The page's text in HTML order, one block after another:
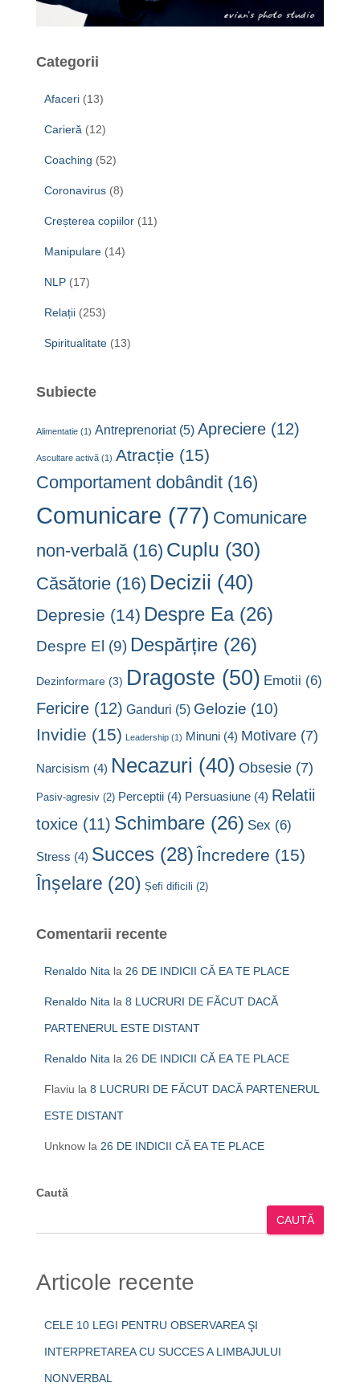
Categorii
Afaceri (13)
Carieră (12)
Coaching (52)
Coronavirus (8)
Creșterea copiilor (11)
Manipulare (14)
NLP (17)
Relații (253)
Spiritualitate (13)
Subiecte
Alimentatie (1) Antreprenoriat(5) Apreciere (12)
Ascultare activă (1) Atracție (15)
Comportament dobândit (16)
Comunicare (77) Comunicare
non-verbală (16) Cuplu (30)
Căsătorie (16) Decizii (40)
Depresie (14) Despre Ea(26)
Despre El (9) Despărțire (26)
Dezinformare (3) Dragoste (50) Emotii (6)
Fericire (12) Ganduri (5) Gelozie (10)
Invidie (15) Leadership (1) Minuni (4) Motivare (7)
Narcisism (4) Necazuri (40) Obsesie (7)
Pasiv-agresiv (2) Perceptii (4) Persuasiune (4) Relatii
toxice (11) Schimbare (26) Sex (6)
Stress (4) Succes (28) Încredere (15)
Înșelare (20) Șefi dificili (2)
Comentarii recente
Renaldo Nita la 26 DE INDICII CĂ EA TE PLACE
Renaldo Nita la 8 LUCRURI DE FĂCUT DACĂ
PARTENERUL ESTE DISTANT
Renaldo Nita la 26 DE INDICII CĂ EA TE PLACE
Flaviu la 8 LUCRURI DE FĂCUT DACĂ PARTENERUL
ESTE DISTANT
Unknow la 26 DE INDICII CĂ EA TE PLACE
Caută
CAUTĂ
Articole recente
CELE 10 LEGI PENTRU OBSERVAREA ŞI
INTERPRETAREA CU SUCCES A LIMBAJULUI
NONVERBAL